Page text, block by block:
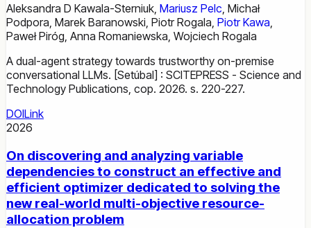
Aleksandra D Kawala-Sterniuk Mariusz Pelc Michał
Podpora Marek Baranowski Piotr Rogala Piotr Kawa
Paweł Piróg Anna Romaniewska Wojciech Rogala
A dual-agent strategy towards trustworthy on-premise
conversational LLMs. [Setúbal] : SCITEPRESS - Science and
Technology Publications, cop. 2026. s. 220-227.
DOILink
2026
On discovering and analyzing variable
dependencies to construct an effective and
efficient optimizer dedicated to solving the
new real-world multi-objective resource-
allocation problem